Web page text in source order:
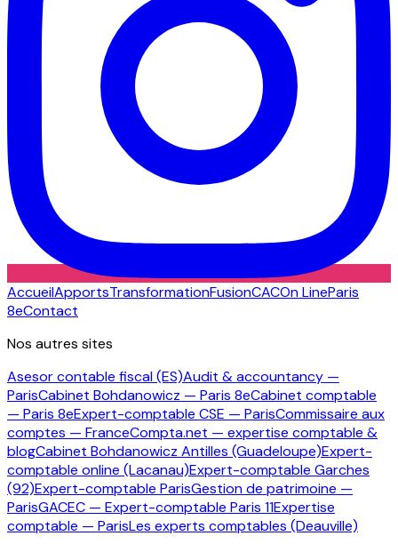
AccueilApportsTransformationFusionCACOn LineParis
8eContact
Nos autres sites
Asesor contable fiscal (ES)Audit & accountancy —
ParisCabinet Bohdanowicz — Paris 8eCabinet comptable
— Paris 8eExpert-comptable CSE — ParisCommissaire aux
comptes — FranceCompta.net — expertise comptable &
blogCabinet Bohdanowicz Antilles (Guadeloupe)Expert-
comptable online (Lacanau)Expert-comptable Garches
(92)Expert-comptable ParisGestion de patrimoine —
ParisGACEC — Expert-comptable Paris 11Expertise
comptable — ParisLes experts comptables (Deauville)